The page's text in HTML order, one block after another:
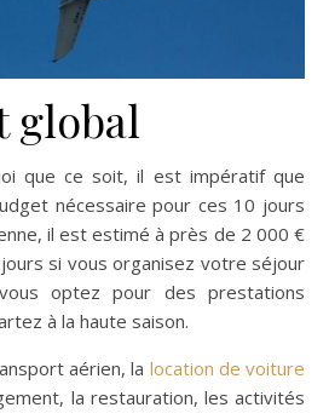
global
que ce soit, il est impératif que
nécessaire pour ces 10 jours
il est estimé à près de 2 000 €
si vous organisez votre séjour
optez pour des prestations
à la haute saison.
aérien, la location de voiture
la restauration, les activités